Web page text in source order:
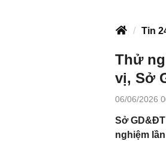
Tin
Thử
vị, Sở
06/06/2026
Sở
nghiệm